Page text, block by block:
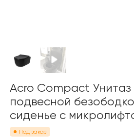
Acro Compact Унитаз
подвесной
сиденье с
Под заказ